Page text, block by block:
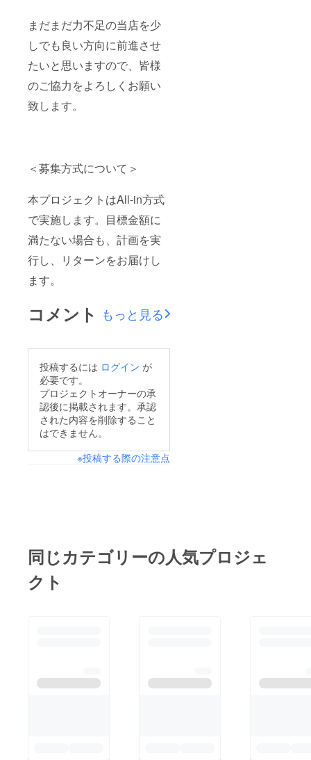
まだまだ力不足の当店を少
しでも良い方向に前進させ
たいと思いますので、皆様
のご協力をよろしくお願い
致します。
＜募集方式について＞
本プロジェクトはAll-in方式
で実施します。目標金額に
満たない場合も、計画を実
行し、リターンをお届けし
ます。
コメント もっと見る
投稿するには ログイン が
必要です。
プロジェクトオーナーの承
認後に掲載されます。承認
された内容を削除すること
はできません。
※投稿する際の注意点
同じカテゴリーの人気プロジェ
クト